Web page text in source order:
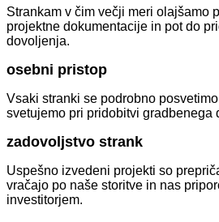
Strankam v čim večji meri olajšamo
projektne dokumentacije in pot do
dovoljenja.
osebni pristop
Vsaki stranki se podrobno
svetujemo pri pridobitvi gradbenega
zadovoljstvo strank
Uspešno izvedeni projekti so
vračajo po naše storitve in nas
investitorjem.